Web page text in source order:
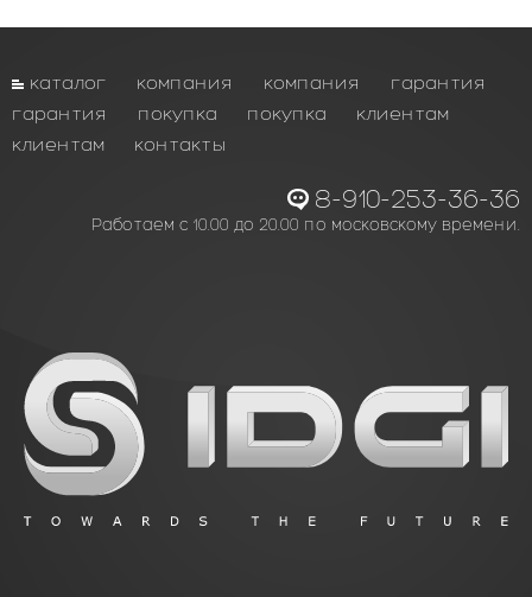
каталог компания компания
гарантия
гарантия
покупка покупка
клиентам
клиентам
контакты
8-910-253-36-36
Работаем с 10.00 до 20.00 по московскому времени.